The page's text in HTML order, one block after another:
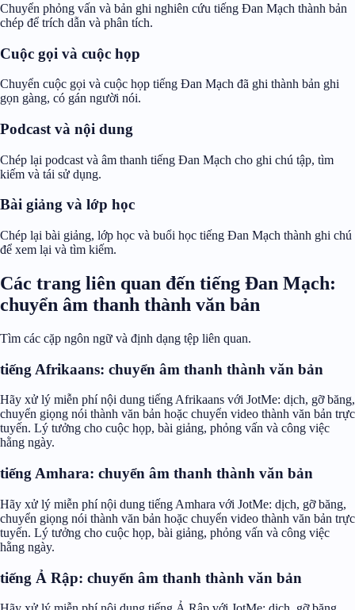
Chuyển phỏng vấn và bản ghi nghiên cứu tiếng Đan Mạch thành bản
chép để trích dẫn và phân tích.
Cuộc gọi và cuộc họp
Chuyển cuộc gọi và cuộc họp tiếng Đan Mạch đã ghi thành bản ghi
gọn gàng, có gán người nói.
Podcast và nội dung
Chép lại podcast và âm thanh tiếng Đan Mạch cho ghi chú tập, tìm
kiếm và tái sử dụng.
Bài giảng và lớp học
Chép lại bài giảng, lớp học và buổi học tiếng Đan Mạch thành ghi chú
để xem lại và tìm kiếm.
Các trang liên quan đến tiếng Đan Mạch:
chuyển âm thanh thành văn bản
Tìm các cặp ngôn ngữ và định dạng tệp liên quan.
tiếng Afrikaans: chuyển âm thanh thành văn bản
Hãy xử lý miễn phí nội dung tiếng Afrikaans với JotMe: dịch, gỡ băng,
chuyển giọng nói thành văn bản hoặc chuyển video thành văn bản trực
tuyến. Lý tưởng cho cuộc họp, bài giảng, phỏng vấn và công việc
hằng ngày.
tiếng Amhara: chuyển âm thanh thành văn bản
Hãy xử lý miễn phí nội dung tiếng Amhara với JotMe: dịch, gỡ băng,
chuyển giọng nói thành văn bản hoặc chuyển video thành văn bản trực
tuyến. Lý tưởng cho cuộc họp, bài giảng, phỏng vấn và công việc
hằng ngày.
tiếng Ả Rập: chuyển âm thanh thành văn bản